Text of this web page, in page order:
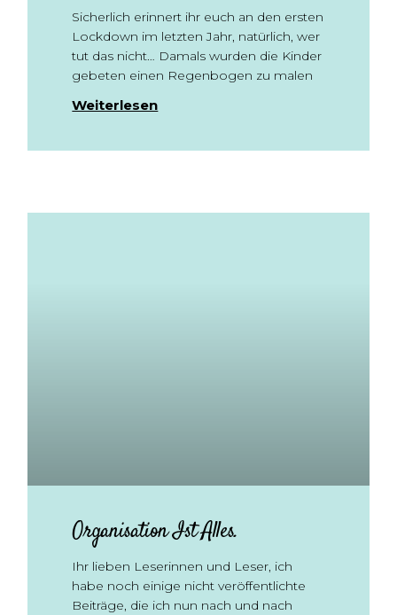
Sicherlich erinnert ihr euch an den ersten
Lockdown im letzten Jahr, natürlich, wer
tut das nicht… Damals wurden die Kinder
gebeten einen Regenbogen zu malen
Weiterlesen
Organisation Ist Alles.
Ihr lieben Leserinnen und Leser, ich
habe noch einige nicht veröffentlichte
Beiträge, die ich nun nach und nach